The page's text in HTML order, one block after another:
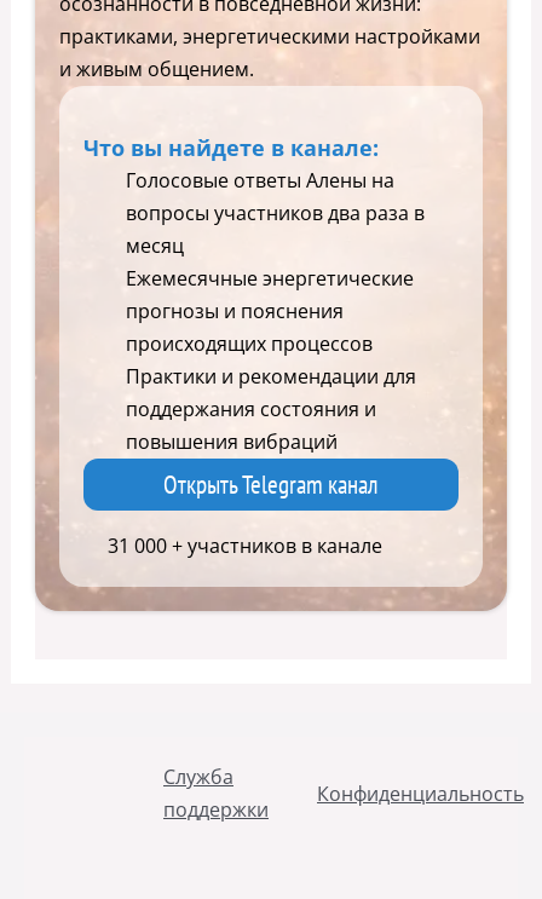
практиками, энергетическими настройками
и живым общением.
Что вы найдете в канале:
Голосовые ответы Алены на
вопросы участников два раза в
месяц
Ежемесячные энергетические
прогнозы и пояснения
происходящих процессов
Практики и рекомендации для
поддержания состояния и
повышения вибраций
Открыть Telegram канал
31 000 + участников в канале
Служба
поддержки
Конфиденциальность